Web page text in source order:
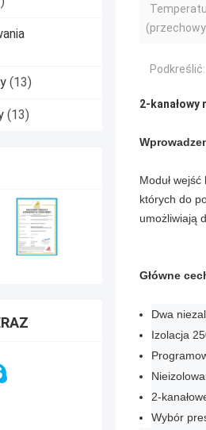
(13)
(13)
Podkreślić:
2-
Moduł
których do
umożliwiają
Główne
Dwa
Izolacja
2-
Wybór